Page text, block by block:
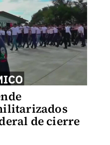
de cierre